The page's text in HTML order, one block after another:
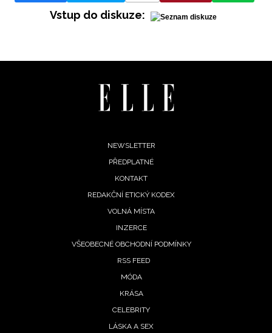
NEWSLETTER
Přihlášením k newsletteru souhlasíte s
podmínkami společnosti BurdaMedia Extra s.r.o.
potvrzujete, že jste se seznámili se
Vstup do diskuze:
NEWSLETTER
PŘEDPLATNÉ
KONTAKT
REDAKČNÍ ETICKÝ KODEX
VOLNÁ MÍSTA
INZERCE
VŠEOBECNÉ OBCHODNÍ PODMÍNKY
RSS FEED
MÓDA
KRÁSA
CELEBRITY
LÁSKA A SEX